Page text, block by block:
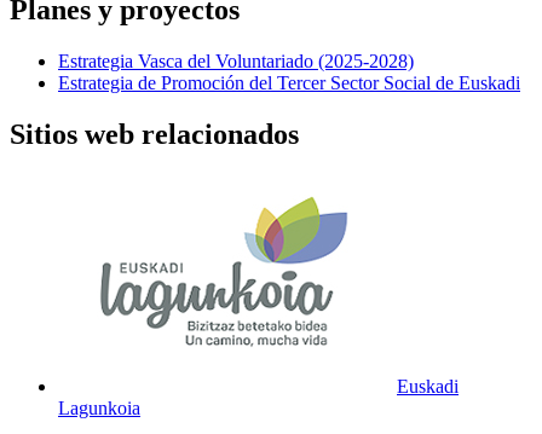
Planes y proyectos
Estrategia Vasca del Voluntariado (2025-2028)
Estrategia de Promoción del Tercer Sector Social de Euskadi
Sitios web relacionados
Euskadi
Lagunkoia